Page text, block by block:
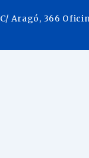
C/ Aragó, 366